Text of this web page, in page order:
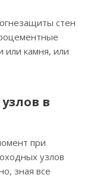
стен
или камня, или
в
при
узлов
зная все